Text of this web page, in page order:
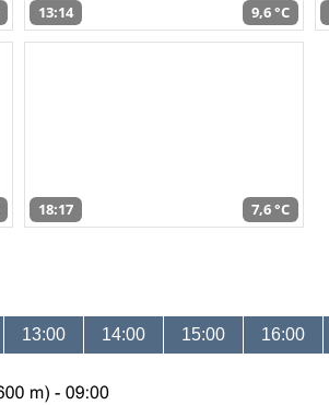
13:14 9,6 °C
18:17 7,6 °C
13:00 14:00 15:00 16:00